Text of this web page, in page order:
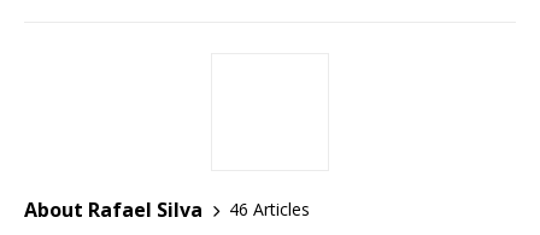
About Rafael Silva
46 Articles